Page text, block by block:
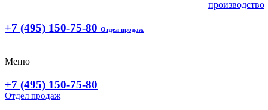
производство
+7 (495) 150-75-80 Отдел продаж
Меню
+7 (495) 150-75-80
Отдел продаж